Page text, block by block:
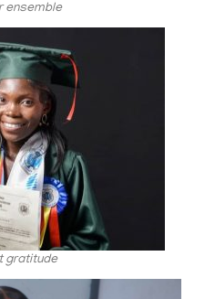
ensemble
gratitude